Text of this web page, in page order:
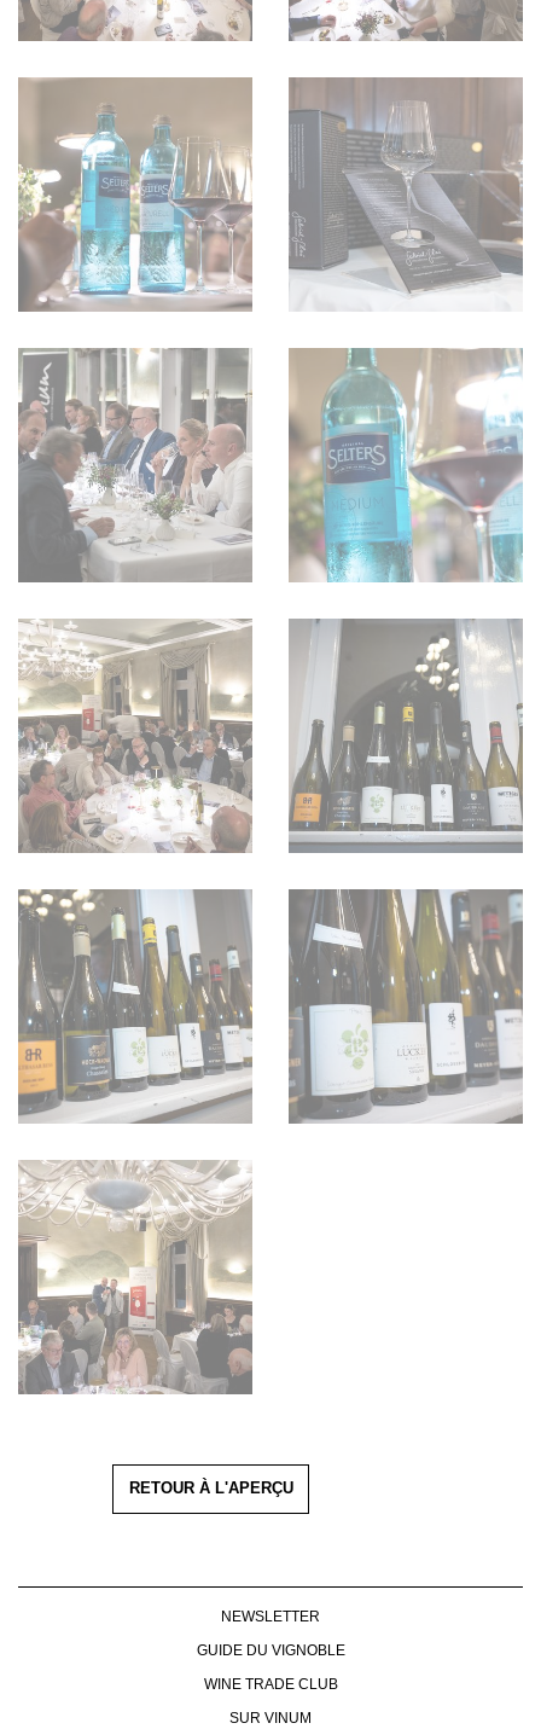
RETOUR À L'APERÇU
NEWSLETTER
GUIDE DU VIGNOBLE
WINE TRADE CLUB
SUR VINUM